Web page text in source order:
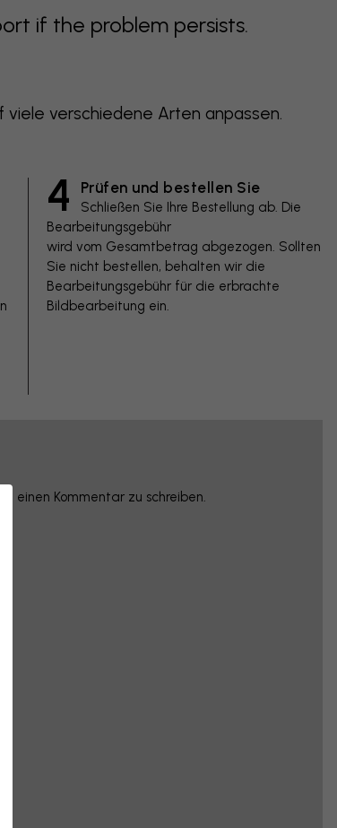
if the problem persists.
viele verschiedene Arten anpassen.
4 Prüfen und bestellen Sie
Schließen Sie Ihre Bestellung ab. Die
Bearbeitungsgebühr
wird vom Gesamtbetrag abgezogen. Sollten
Sie nicht bestellen, behalten wir die
Bearbeitungsgebühr für die erbrachte
Bildbearbeitung ein.
einen Kommentar zu schreiben.